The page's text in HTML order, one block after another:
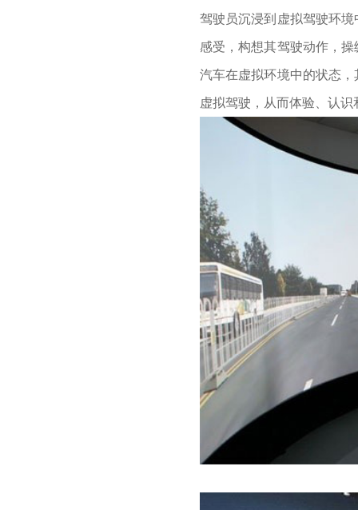
驾驶员沉浸到虚拟驾驶环
感受，构想其驾驶动作，
汽车在虚拟环境中的状态
虚拟驾驶，从而体验、认